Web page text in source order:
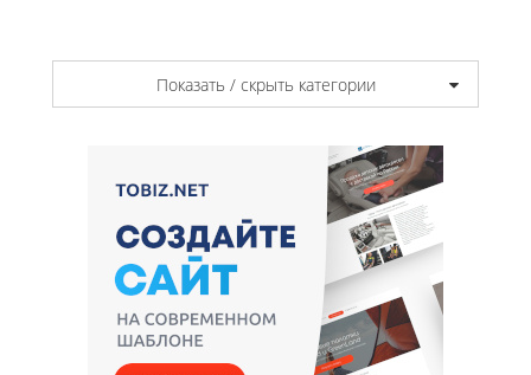
Показать / скрыть категории